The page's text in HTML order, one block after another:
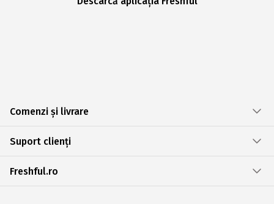
Comenzi și livrare
Suport clienți
Freshful.ro